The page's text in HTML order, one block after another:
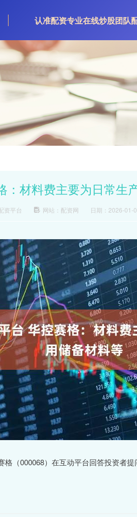
认准配资专业在线炒股团队
：材料费主要为日常生
资平台 网站：配资网 日期：2026-01-
（000068）在互动平台回答投资者提